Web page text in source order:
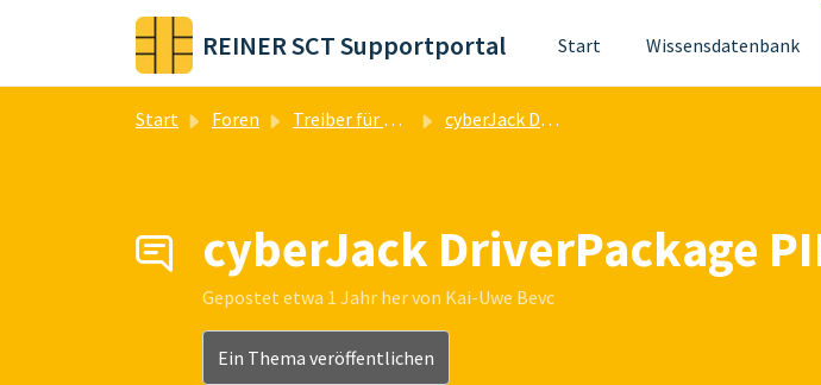
Zum hauptsächlichen Inhalt gehen
REINER SCT Supportportal Start Wissensdatenbank
Start Foren Treiber für Chipkartenleser cyberJack DriverPackage
cyberJack DriverPackage
Gepostet etwa 1 Jahr hervon Kai-Uwe Bevc
Ein Thema veröffentlichen